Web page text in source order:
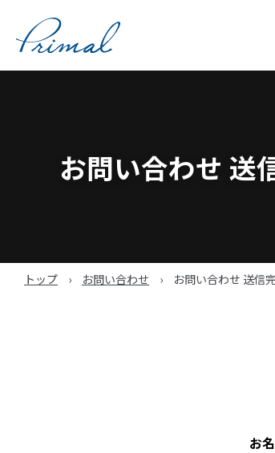
ン
お問い合わせ 送
トップ › お問い合わせ › お問い合わせ 送信
お